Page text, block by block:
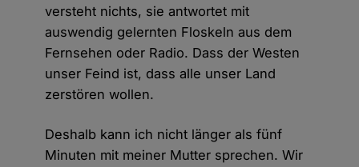
versteht nichts, sie antwortet mit
auswendig gelernten Floskeln aus dem
Fernsehen oder Radio. Dass der Westen
unser Feind ist, dass alle unser Land
zerstören wollen.
Deshalb kann ich nicht länger als fünf
Minuten mit meiner Mutter sprechen. Wir